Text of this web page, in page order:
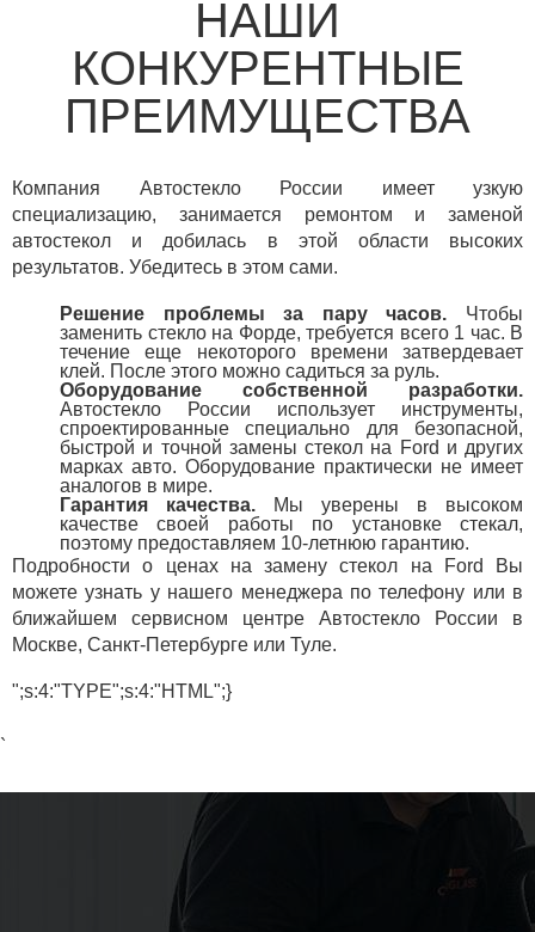
НАШИ
КОНКУРЕНТНЫЕ
ПРЕИМУЩЕСТВА
Компания Автостекло России имеет узкую
специализацию, занимается ремонтом и заменой
автостекол и добилась в этой области высоких
результатов. Убедитесь в этом сами.
Решение проблемы за пару часов. Чтобы
заменить стекло на Форде, требуется всего 1 час. В
течение еще некоторого времени затвердевает
клей. После этого можно садиться за руль.
Оборудование собственной разработки.
Автостекло России использует инструменты,
спроектированные специально для безопасной,
быстрой и точной замены стекол на Ford и других
марках авто. Оборудование практически не имеет
аналогов в мире.
Гарантия качества.
Мы уверены в высоком
качестве своей работы по установке стекал,
поэтому предоставляем 10-летнюю гарантию.
Подробности о ценах на замену стекол на Ford Вы
можете узнать у нашего менеджера по телефону или в
ближайшем сервисном центре Автостекло России в
Москве, Санкт-Петербурге или Туле.
";s:4:"TYPE";s:4:"HTML";}
`